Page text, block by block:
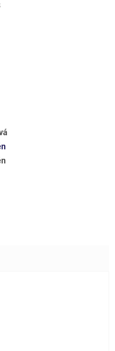
z 5 hviezdičiek.